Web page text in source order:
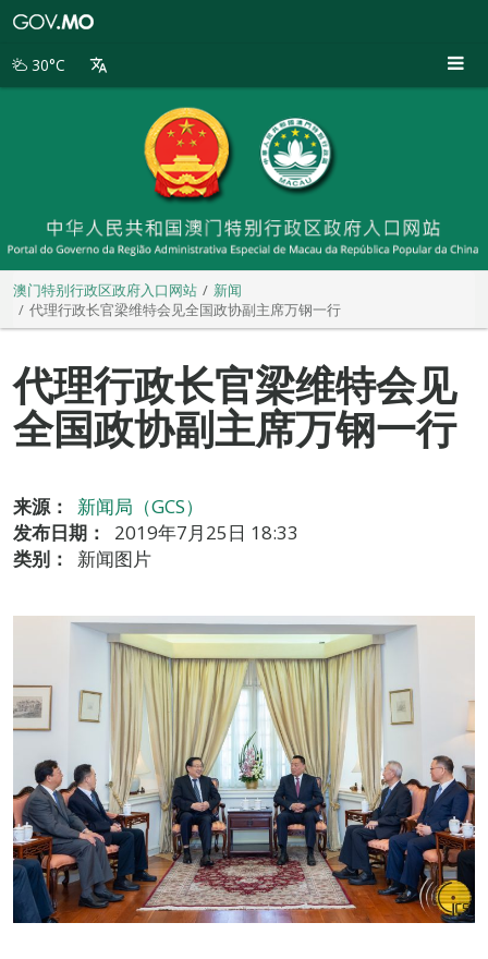
别
30°C
澳门特别行政区政府入口网站
新闻
代理行政长官梁维特会见全国政协副主席万钢一行
代理行政长官梁维特会见
全国政协副主席万钢一行
来源：
新闻局（GCS）
发布日期：
2019年7月25日 18:33
类别：
新闻图片